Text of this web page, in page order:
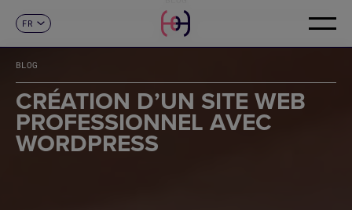
EN
FR
DE
IT
PT
CONTACT
BLOG
CRÉATION D’UN SITE WEB
PROFESSIONNEL AVEC
WORDPRESS